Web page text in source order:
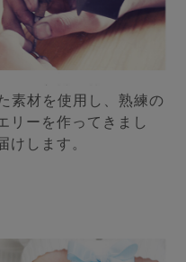
素材を使用し、熟練の
リーを作ってきまし
けします。